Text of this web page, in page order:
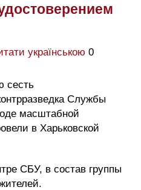
українською 0
сесть
Службы
масштабной
в Харьковской
СБУ, в состав группы